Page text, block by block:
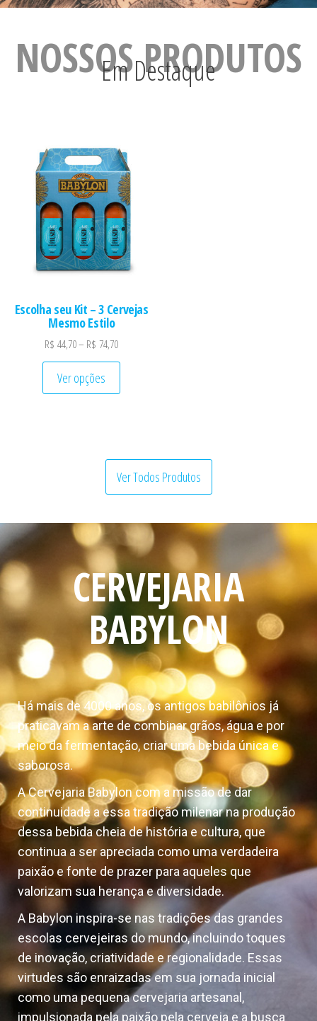
NOSSOS PRODUTOS
Em Destaque
Escolha seu Kit – 3 Cervejas
Mesmo Estilo
R$ 44,70– R$ 74,70
Ver opções
Ver Todos Produtos
CERVEJARIA
BABYLON
Há mais de 4000 anos, os antigos babilônios já
praticavam a arte de combinar grãos, água e por
meio da fermentação, criar uma bebida única e
saborosa.
A Cervejaria Babylon com a missão de dar
continuidade a essa tradição milenar na produção
dessa bebida cheia de história e cultura, que
continua a ser apreciada como uma verdadeira
paixão e fonte de prazer para aqueles que
valorizam sua herança e diversidade.
A Babylon inspira-se nas tradições das grandes
escolas cervejeiras do mundo, incluindo toques
de inovação, criatividade e regionalidade. Essas
virtudes são enraizadas em sua jornada inicial
como uma pequena cervejaria artesanal,
impulsionada pela paixão pela cerveja e a busca